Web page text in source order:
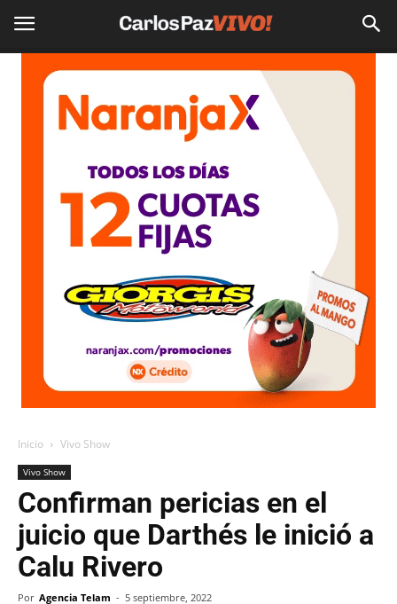
Inicio Vivo Show
Vivo Show
Confirman pericias en el
juicio que Darthés le inició a
Calu Rivero
Por Agencia Telam - 5 septiembre, 2022